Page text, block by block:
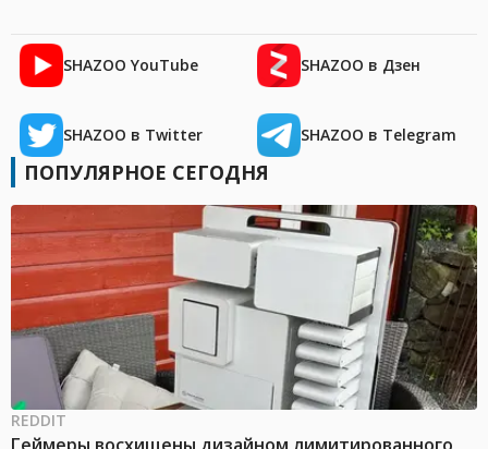
SHAZOO YouTube SHAZOO в Дзен
SHAZOO в Twitter SHAZOO в Telegram
ПОПУЛЯРНОЕ СЕГОДНЯ
REDDIT